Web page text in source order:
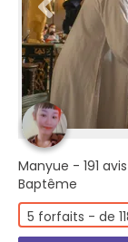
Manyue - 191 avis
Baptême
5 forfaits - de